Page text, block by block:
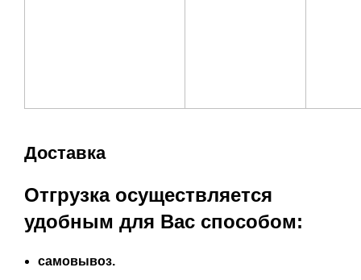
Доставка
Отгрузка осуществляется
удобным для Вас способом:
самовывоз.